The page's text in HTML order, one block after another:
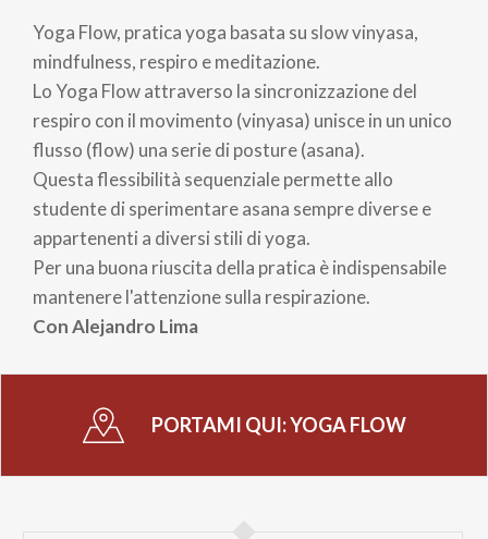
di
pane
Yoga Flow, pratica yoga basata su slow vinyasa,
mindfulness, respiro e meditazione.
Lo Yoga Flow attraverso la sincronizzazione del
respiro con il movimento (vinyasa) unisce in un unico
flusso (flow) una serie di posture (asana).
Questa flessibilità sequenziale permette allo
studente di sperimentare asana sempre diverse e
appartenenti a diversi stili di yoga.
Per una buona riuscita della pratica è indispensabile
mantenere l'attenzione sulla respirazione.
Con Alejandro Lima
PORTAMI QUI:YOGA FLOW